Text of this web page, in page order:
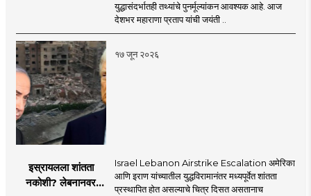
मोहनजी भागवत
युद्धासंदर्भातही तथ्यांचे पुनर्मूल्यांकन आवश्यक आहे. आज
देशभर महाराणा प्रताप यांची जयंती ..
१७ जून २०२६
इस्रायलला शांतता
नकोशी? लेबनानवर
Israel Lebanon Airstrike Escalation अमेरिका
आणि इराण यांच्यातील युद्धविरामानंतर मध्यपूर्वेत शांतता
प्रस्थापित होत असल्याचे चित्र दिसत असतानाच